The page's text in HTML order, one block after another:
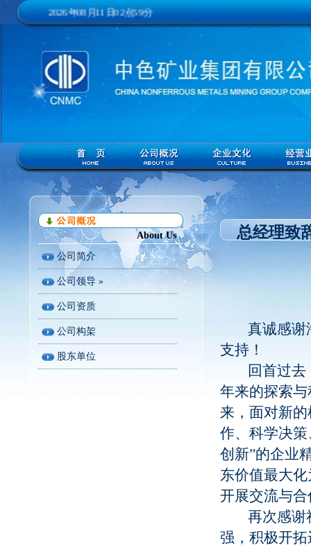
2026年08月11日02点59分
About Us
公司简介
公司领导 »
公司资质
公司构架
股东单位
总经理致
真诚感谢海
支持！
回首过去
年来的探索
来，面对新
作、科学决
创新”的企业
东价值最大
开展交流与
再次感谢社
强，积极开